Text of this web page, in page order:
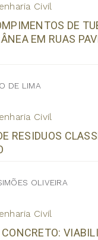
Civil
DE
EM RUAS
DE LIMA
Civil
RESIDUOS
OLIVEIRA
Civil